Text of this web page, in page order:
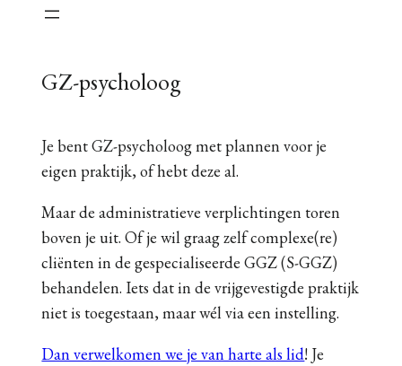
GZ-psycholoog
Je bent GZ-psycholoog met plannen voor je
eigen praktijk, of hebt deze al.
Maar de administratieve verplichtingen toren
boven je uit. Of je wil graag zelf complexe(re)
cliënten in de gespecialiseerde GGZ (S-GGZ)
behandelen. Iets dat in de vrijgevestigde praktijk
niet is toegestaan, maar wél via een instelling.
Dan verwelkomen we je van harte als lid! Je